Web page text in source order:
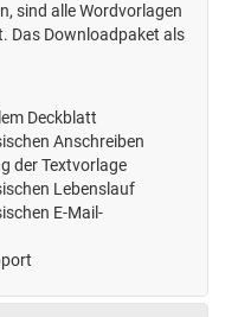
sind alle Wordvorlagen
Das Downloadpaket als
Deckblatt
Anschreiben
der Textvorlage
Lebenslauf
E-Mail-